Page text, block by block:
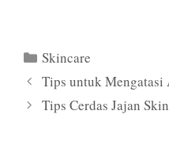
Categories
Skincare
Tips untuk
Tips Cerdas Jajan